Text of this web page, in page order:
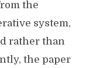
the
system,
rather than
the paper